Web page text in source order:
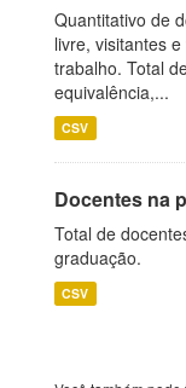
Quantitativo de
livre, visitantes
trabalho. Total
equivalência,...
CSV
Docentes na
Total de
graduação.
CSV